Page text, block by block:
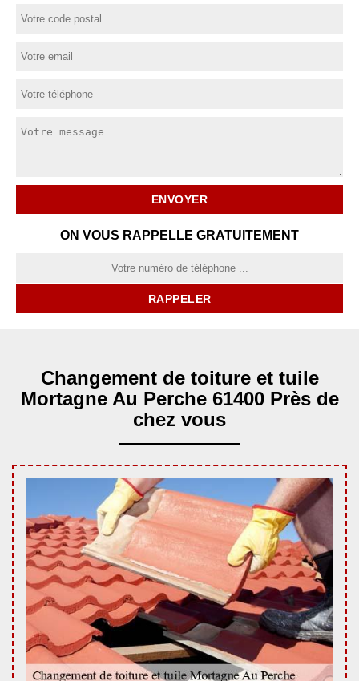
ON VOUS RAPPELLE GRATUITEMENT
Changement de toiture et tuile
Mortagne Au Perche 61400 Près de
chez vous